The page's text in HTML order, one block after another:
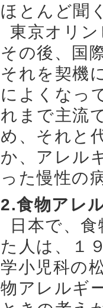
ほとんど聞
東京オリ
その後、国
それを契機
によくなっ
れまで主流
め、それと
か、アレル
った慢性の
2.食物アレ
日本で、
た人は、１
学小児科の
物アレルギ